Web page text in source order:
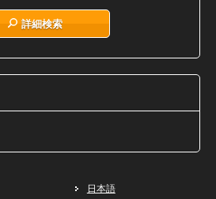
詳細検索
日本語